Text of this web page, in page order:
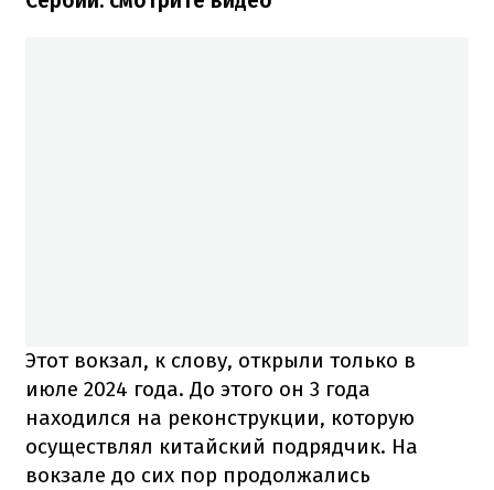
Этот вокзал, к слову, открыли только в
июле 2024 года. До этого он 3 года
находился на реконструкции, которую
осуществлял китайский подрядчик. На
вокзале до сих пор продолжались